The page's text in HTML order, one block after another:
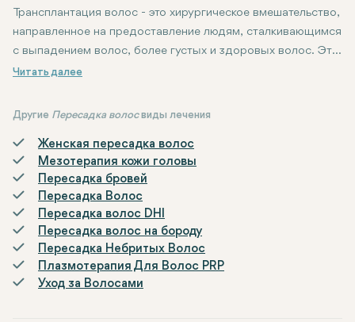
Трансплантация волос - это хирургическое вмешательство,
направленное на предоставление людям, сталкивающимся
с выпадением волос, более густых и здоровых волос. Эта
процедура обычно включает в себя пересадку волосяных
области с облысением или прореживанием волос.
Другие Пересадка волосвиды лечения
Женская пересадка волос
Мезотерапия кожи головы
Пересадка бровей
Пересадка Волос
Пересадка волос DHI
Пересадка волос на бороду
Пересадка Небритых Волос
Плазмотерапия Для Волос PRP
Уход за Волосами